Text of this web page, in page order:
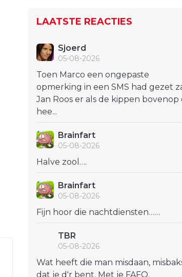
LAATSTE REACTIES
Sjoerd
05-08-2026
Toen Marco een ongepaste
opmerking in een SMS had gezet
Jan Roos er als de kippen bovenop
hee...
Brainfart
05-08-2026
Halve zool….
Brainfart
05-08-2026
Fijn hoor die nachtdiensten……
TBR
05-08-2026
Wat heeft die man misdaan,
dat je d'r bent. Met je FAFO.